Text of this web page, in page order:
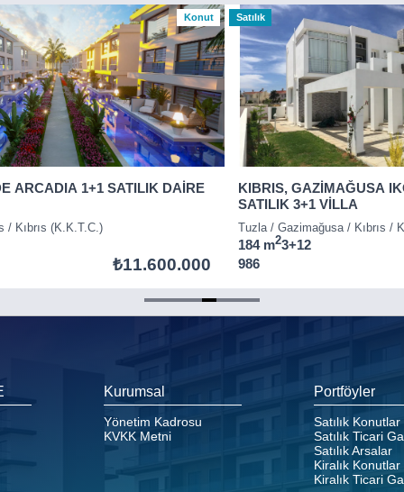
Konut
ARCADIA 1+1 SATILIK DAİRE
/ Kıbrıs (K.K.T.C.)
₺11.600.000
Satılık
KIBRIS, GAZİMAĞUSA
SATILIK 3+1 VİLLA
Tuzla / Gazimağusa / Kıbrıs /
184 m23+12
986
Kurumsal
Yönetim Kadrosu
KVKK Metni
Portföyler
Satılık Konutlar
Satılık Ticari
Satılık Arsalar
Kiralık Konutlar
Kiralık Ticari